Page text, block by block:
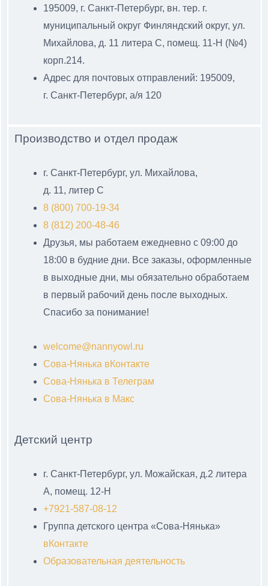
195009, г. Санкт-Петербург, вн. тер. г.
муниципальный округ Финляндский округ, ул.
Михайлова, д. 11 литера С, помещ. 11-Н (№4)
корп.214.
Адрес для почтовых отправлений: 195009,
г. Санкт-Петербург, а/я 120
Производство и отдел продаж
г. Санкт-Петербург, ул. Михайлова,
д. 11, литер С
8 (800) 700-19-34
8 (812) 200-48-46
Друзья, мы работаем ежедневно с 09:00 до
18:00 в будние дни. Все заказы, оформленные
в выходные дни, мы обязательно обработаем
в первый рабочий день после выходных.
Спасибо за понимание!
welcome@nannyowl.ru
Сова-Нянька вКонтакте
Сова-Нянька в Телеграм
Сова-Нянька в Макс
Детский центр
г. Санкт-Петербург, ул. Можайская, д.2 литера
А, помещ. 12-Н
+7921-587-08-12
Группа детского центра «Сова-Нянька»
вКонтакте
Образовательная деятельность